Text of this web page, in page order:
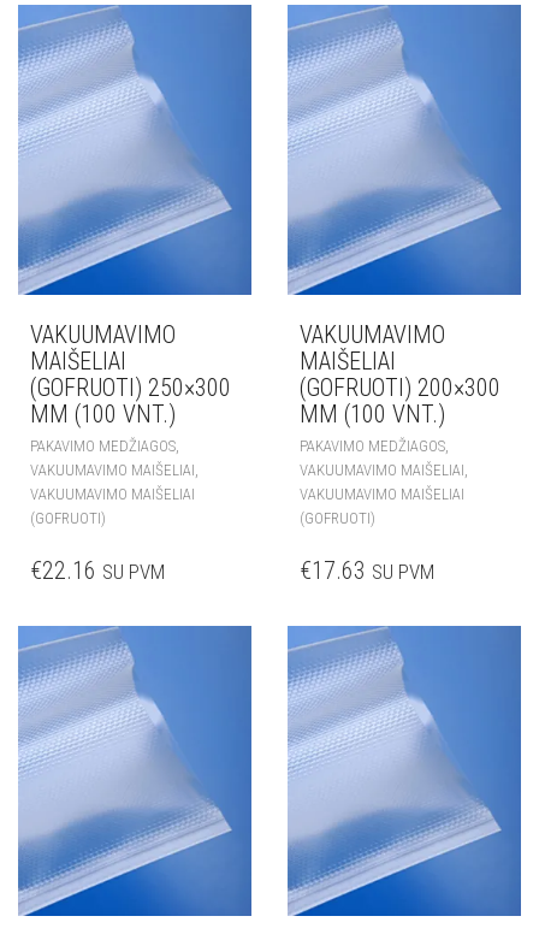
VAKUUMAVIMO
MAIŠELIAI
(GOFRUOTI) 250×300
MM (100 VNT.)
PAKAVIMO MEDŽIAGOS
VAKUUMAVIMO MAIŠELIAI
VAKUUMAVIMO MAIŠELIAI
(GOFRUOTI)
€22.16 SU PVM
VAKUUMAVIMO
MAIŠELIAI
(GOFRUOTI) 200×300
MM (100 VNT.)
PAKAVIMO MEDŽIAGOS
VAKUUMAVIMO MAIŠELIAI
VAKUUMAVIMO MAIŠELIAI
(GOFRUOTI)
€17.63 SU PVM